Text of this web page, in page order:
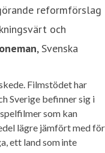
reformförslag
och
, Svenska
Filmstödet har
Sverige befinner sig i
som kan
lägre jämfört med för
ett land som inte